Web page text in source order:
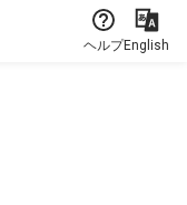
ヘルプEnglish